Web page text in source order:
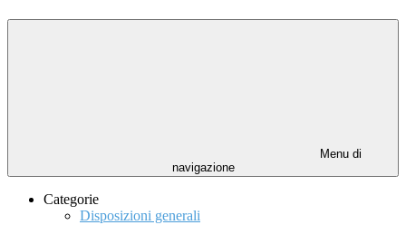
Menu di
navigazione
Categorie
Disposizioni generali